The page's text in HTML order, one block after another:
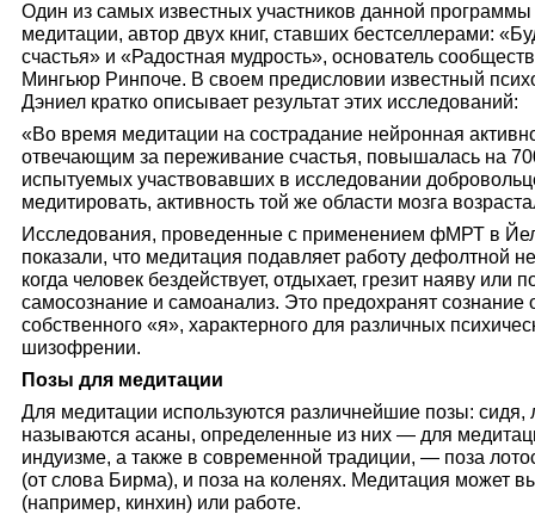
Один из самых известных участников данной
медитации, автор двух книг, ставших бестселлерами:
счастья» и «Радостная мудрость», основатель
Мингьюр Ринпоче. В своем предисловии известный
Дэниел кратко описывает результат этих исследований:
«Во время медитации на сострадание нейронная
отвечающим за переживание счастья, повышалась на
испытуемых участвовавших в исследовании
медитировать, активность той же области мозга
Исследования, проведенные с применением фМРТ в
показали, что медитация подавляет работу дефолтной
когда человек бездействует, отдыхает, грезит наяву
самосознание и самоанализ. Это предохранят сознание
собственного «я», характерного для различных
шизофрении.
Позы для медитации
Для медитации используются различнейшие позы: сидя,
называются асаны, определенные из них — для
индуизме, а также в современной традиции, — поза
(от слова Бирма), и поза на коленях. Медитация может
(например, кинхин) или работе.